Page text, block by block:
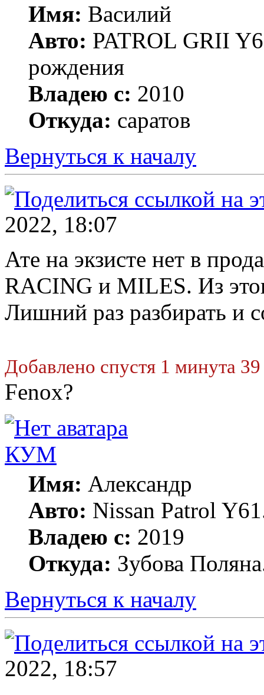
Имя: Василий
Авто: PATROL GRII
рождения
Владею с: 2010
Откуда: саратов
Вернуться к началу
2022, 18:07
Ате на экзисте нет в
RACING и MILES. Из
Лишний раз разбирать и
Добавлено спустя 1 минута
Fenox?
КУМ
Имя: Александр
Авто: Nissan Patrol
Владею с: 2019
Откуда: Зубова
Вернуться к началу
2022, 18:57